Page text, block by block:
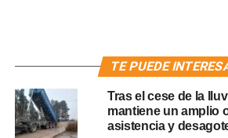
TE PUEDE
Tras el cese de la
mantiene un amplio
asistencia y